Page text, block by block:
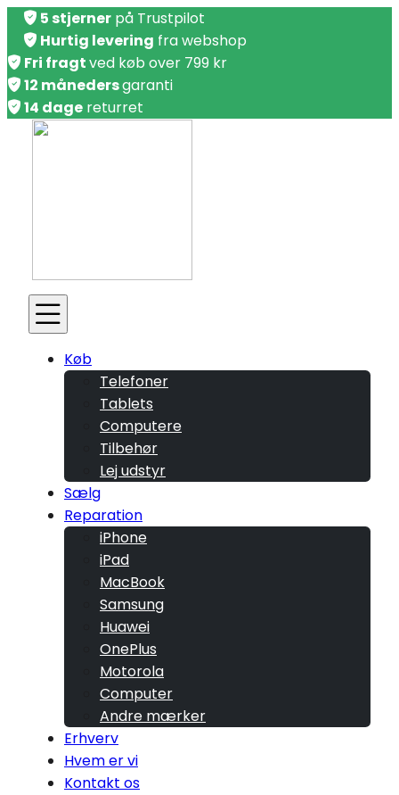
5 stjerner på Trustpilot
Hurtig levering fra webshop
Fri fragtved køb over 799 kr
12 månedersgaranti
14 dage returret
Køb
Telefoner
Tablets
Computere
Tilbehør
Lej udstyr
Sælg
Reparation
iPhone
iPad
MacBook
Samsung
Huawei
OnePlus
Motorola
Computer
Andre mærker
Erhverv
Hvem er vi
Kontakt os